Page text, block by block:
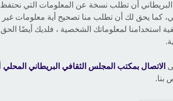
أن تطلب نسخة عن المعلومات التي نحتفظ
كما يحق لك أن تطلب منا تصحيح أية معلومات غير
استخدامنا لمعلوماتك الشخصية ، فلديك أيضًا الحق
الاتصال بمكتب المجلس الثقافي البريطاني المحلي
بنا.